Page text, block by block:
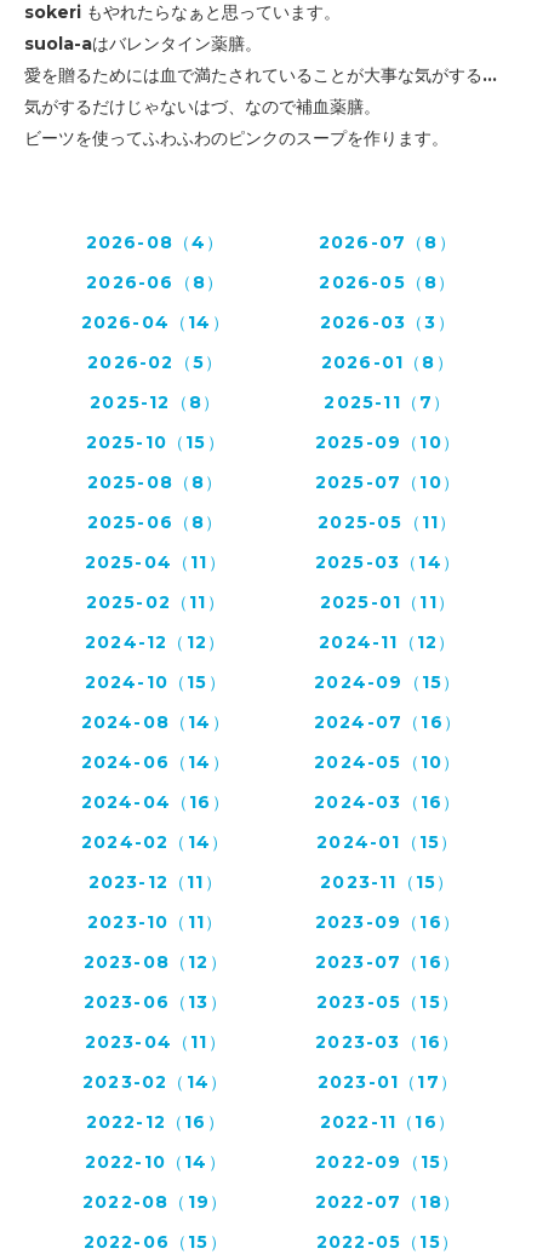
sokeri もやれたらなぁと思っています。
suola-aはバレンタイン薬膳。
愛を贈るためには血で満たされていることが大事な気がする...
気がするだけじゃないはづ、なので補血薬膳。
ビーツを使ってふわふわのピンクのスープを作ります。
2026-08（4）
2026-07（8）
2026-06（8）
2026-05（8）
2026-04（14）
2026-03（3）
2026-02（5）
2026-01（8）
2025-12（8）
2025-11（7）
2025-10（15）
2025-09（10）
2025-08（8）
2025-07（10）
2025-06（8）
2025-05（11）
2025-04（11）
2025-03（14）
2025-02（11）
2025-01（11）
2024-12（12）
2024-11（12）
2024-10（15）
2024-09（15）
2024-08（14）
2024-07（16）
2024-06（14）
2024-05（10）
2024-04（16）
2024-03（16）
2024-02（14）
2024-01（15）
2023-12（11）
2023-11（15）
2023-10（11）
2023-09（16）
2023-08（12）
2023-07（16）
2023-06（13）
2023-05（15）
2023-04（11）
2023-03（16）
2023-02（14）
2023-01（17）
2022-12（16）
2022-11（16）
2022-10（14）
2022-09（15）
2022-08（19）
2022-07（18）
2022-06（15）
2022-05（15）